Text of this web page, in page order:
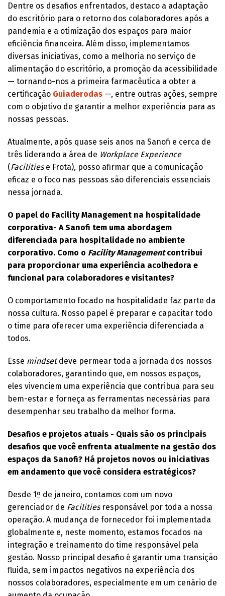
Dentre os desafios enfrentados, destaco a adaptação
do escritório para o retorno dos colaboradores após a
pandemia e a otimização dos espaços para maior
eficiência financeira. Além disso, implementamos
diversas iniciativas, como a melhoria no serviço de
alimentação do escritório, a promoção da acessibilidade
— tornando-nos a primeira farmacêutica a obter a
certificação Guiaderodas —, entre outras ações, sempre
com o objetivo de garantir a melhor experiência para as
nossas pessoas.
Atualmente, após quase seis anos na Sanofi e cerca de
três liderando a área de Workplace Experience
(Facilitiese Frota), posso afirmar que a comunicação
eficaz e o foco nas pessoas são diferenciais essenciais
nessa jornada.
O papel do Facility Management na hospitalidade
corporativa- A Sanofi tem uma abordagem
diferenciada para hospitalidade no ambiente
corporativo. Como o Facility Managementcontribui
para proporcionar uma experiência acolhedora e
funcional para colaboradores e visitantes?
O comportamento focado na hospitalidade faz parte da
nossa cultura. Nosso papel é preparar e capacitar todo
o time para oferecer uma experiência diferenciada a
todos.
Esse mindset deve permear toda a jornada dos nossos
colaboradores, garantindo que, em nossos espaços,
eles vivenciem uma experiência que contribua para seu
bem-estar e forneça as ferramentas necessárias para
desempenhar seu trabalho da melhor forma.
Desafios e projetos atuais - Quais são os principais
desafios que você enfrenta atualmente na gestão dos
espaços da Sanofi? Há projetos novos ou iniciativas
em andamento que você considera estratégicos?
Desde 1º de janeiro, contamos com um novo
gerenciador de Facilities responsável por toda a nossa
operação. A mudança de fornecedor foi implementada
globalmente e, neste momento, estamos focados na
integração e treinamento do time responsável pela
gestão. Nosso principal desafio é garantir uma transição
fluida, sem impactos negativos na experiência dos
nossos colaboradores, especialmente em um cenário de